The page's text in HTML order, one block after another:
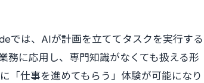
では、AIが計画を立ててタスクを実行する
に応用し、専門知識がなくても扱える形
「仕事を進めてもらう」体験が可能になり